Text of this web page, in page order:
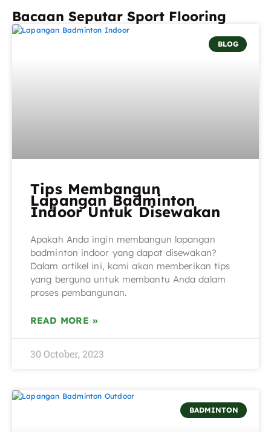
Bacaan Seputar Sport Flooring
BLOG
Tips Membangun
Lapangan Badminton
Indoor Untuk Disewakan
Apakah Anda ingin membangun lapangan
badminton indoor yang dapat disewakan?
Dalam artikel ini, kami akan memberikan tips
yang berguna untuk membantu Anda dalam
proses pembangunan.
READ MORE »
30 October, 2023
BADMINTON